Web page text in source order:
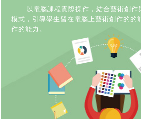
以電腦課程實際操作，結合藝術創
模式，引導學生習在電腦上藝術創作的的
作的能力。